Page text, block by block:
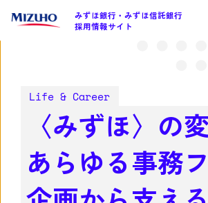
みずほ銀行・みずほ信託銀行
採用情報サイト
Life & Career
〈みずほ〉の
あらゆる事務